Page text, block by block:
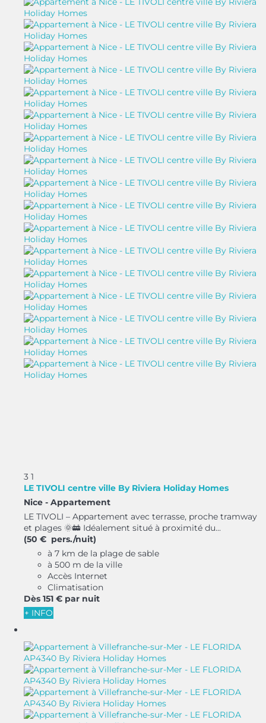
3 1
LE TIVOLI centre ville By Riviera Holiday Homes
Nice - Appartement
LE TIVOLI – Appartement avec terrasse, proche tramway
et plages 🌞🚋 Idéalement situé à proximité du...
(50 € pers./nuit)
à 7 km de la plage de sable
à 500 m de la ville
Accès Internet
Climatisation
Dès 151 € par nuit
+ INFO